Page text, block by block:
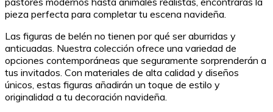
pieza perfecta para completar tu escena navideña.
Las figuras de belén no tienen por qué ser aburridas y
anticuadas. Nuestra colección ofrece una variedad de
opciones contemporáneas que seguramente sorprenderán a
tus invitados. Con materiales de alta calidad y diseños
únicos, estas figuras añadirán un toque de estilo y
originalidad a tu decoración navideña.